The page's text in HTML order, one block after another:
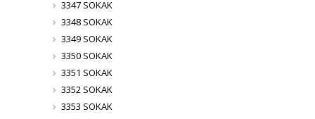
3347 SOKAK
3348 SOKAK
3349 SOKAK
3350 SOKAK
3351 SOKAK
3352 SOKAK
3353 SOKAK